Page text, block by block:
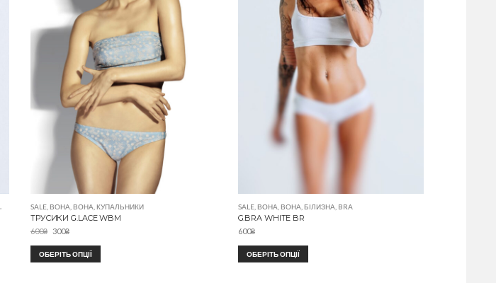
SALE ВОНА ВОНА КУПАЛЬНИКИ
ТРУСИКИ G.LACE WBM
600₴ 300₴
ОБЕРІТЬ ОПЦІЇ
SALE, ВОНА ВОНА БІЛИЗНА BRA
G.BRA WHITE BR
600₴
ОБЕРІТЬ ОПЦІЇ